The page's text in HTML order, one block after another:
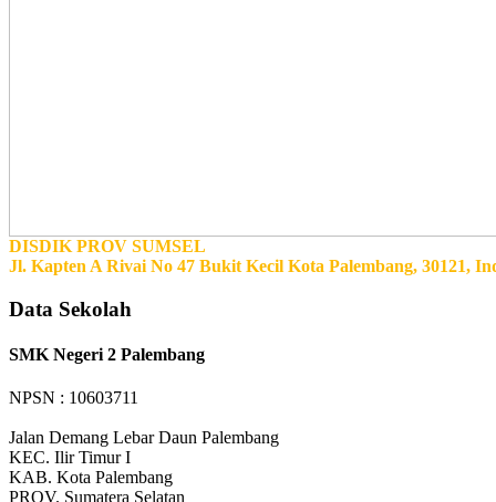
DISDIK PROV SUMSEL
Jl. Kapten A Rivai No 47 Bukit Kecil Kota Palembang, 30121,
Data Sekolah
SMK Negeri 2 Palembang
NPSN : 10603711
Jalan Demang Lebar Daun Palembang
KEC. Ilir Timur I
KAB. Kota Palembang
PROV. Sumatera Selatan